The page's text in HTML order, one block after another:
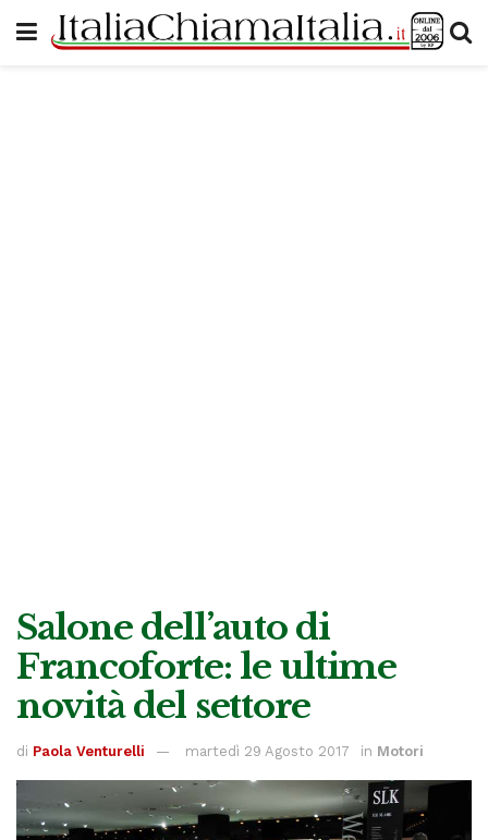
Salone dell’auto di
Francoforte: le ultime
novità del settore
di Paola Venturelli martedì 29 Agosto 2017 in Motori